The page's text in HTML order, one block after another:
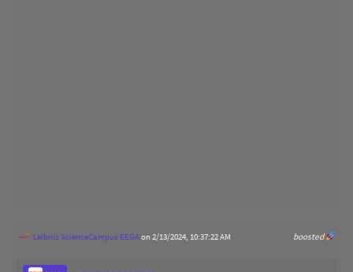
boosted
Leibniz ScienceCampus EEGAon 2/13/2024, 10:37:22 AM